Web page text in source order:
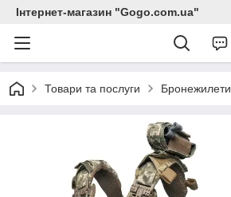
Інтернет-магазин "Gogo.com.ua"
Товари та послуги Бронежилети